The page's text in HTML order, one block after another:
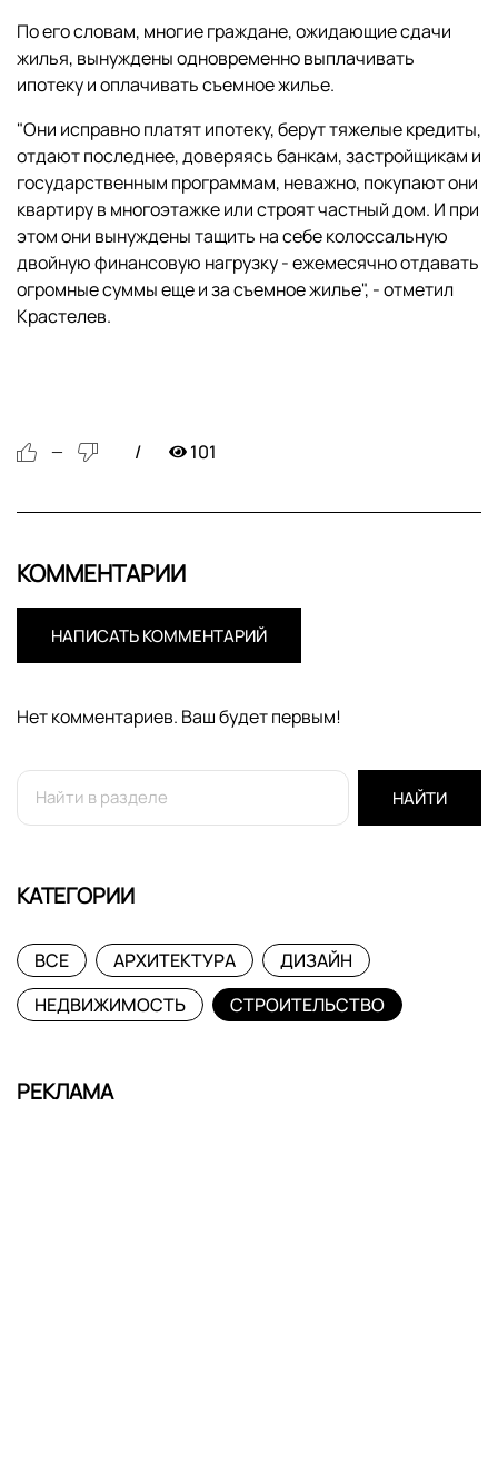
По его словам, многие граждане, ожидающие сдачи
жилья, вынуждены одновременно выплачивать
ипотеку и оплачивать съемное жилье.
"Они исправно платят ипотеку, берут тяжелые кредиты,
отдают последнее, доверяясь банкам, застройщикам и
государственным программам, неважно, покупают они
квартиру в многоэтажке или строят частный дом. И при
этом они вынуждены тащить на себе колоссальную
двойную финансовую нагрузку - ежемесячно отдавать
огромные суммы еще и за съемное жилье", - отметил
Крастелев.
— 101
КОММЕНТАРИИ
НАПИСАТЬ КОММЕНТАРИЙ
Нет комментариев. Ваш будет первым!
НАЙТИ
КАТЕГОРИИ
ВСЕ АРХИТЕКТУРА
ДИЗАЙН
НЕДВИЖИМОСТЬ
СТРОИТЕЛЬСТВО
РЕКЛАМА